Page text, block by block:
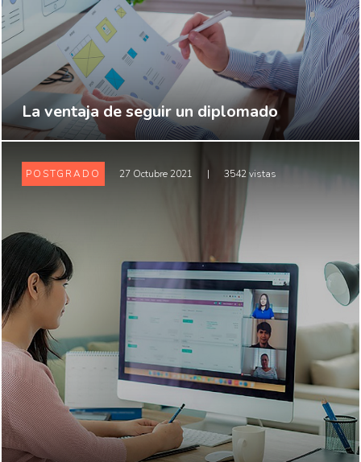
La ventaja de seguir un diplomado
POSTGRADO 27 Octubre 2021 | 3542 vistas